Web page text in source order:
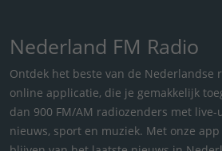
Nederland FM Radio
Ontdek het beste van de Nederlandse
online applicatie, die je gemakkelijk
dan 900 FM/AM radiozenders met
nieuws, sport en muziek. Met onze